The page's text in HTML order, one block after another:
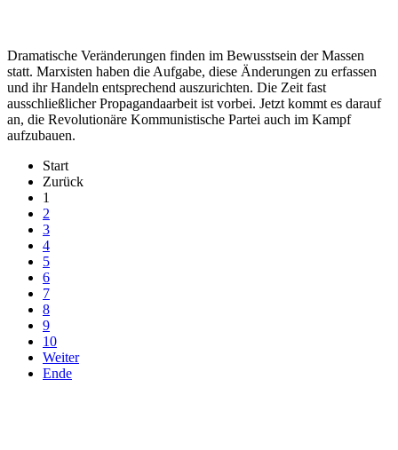
Dramatische Veränderungen finden im Bewusstsein der Massen
statt. Marxisten haben die Aufgabe, diese Änderungen zu erfassen
und ihr Handeln entsprechend auszurichten. Die Zeit fast
ausschließlicher Propagandaarbeit ist vorbei. Jetzt kommt es darauf
an, die Revolutionäre Kommunistische Partei auch im Kampf
aufzubauen.
Start
Zurück
1
2
3
4
5
6
7
8
9
10
Weiter
Ende